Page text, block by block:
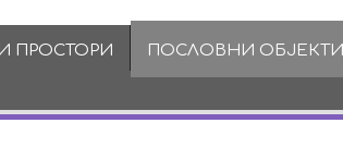
ПРОСТОРИ ПОСЛОВНИ ОБЈЕКТИ